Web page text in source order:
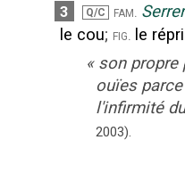
3 Q/C fam.
le cou; fig. le
« son propre
ouïes
l'infirmité
2003).